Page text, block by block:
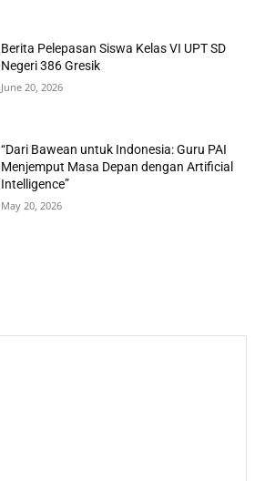
Berita Pelepasan Siswa Kelas VI UPT SD
Negeri 386 Gresik
June 20, 2026
“Dari Bawean untuk Indonesia: Guru PAI
Menjemput Masa Depan dengan Artificial
Intelligence”
May 20, 2026